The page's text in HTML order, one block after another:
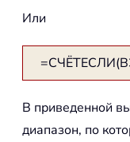
Или
В приведенной
диапазон, по